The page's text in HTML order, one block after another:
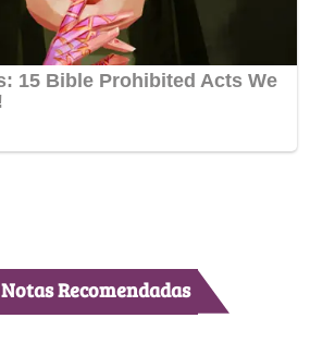
Notas Recomendadas